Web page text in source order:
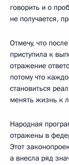
говорить и о
не получается,
Отмечу, что
приступила к
отражение
потому что
становиться
менять жизнь к
Народная
отражены в
Этот
а внесла ряд